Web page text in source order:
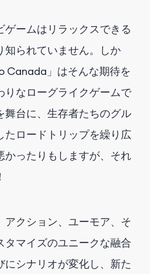
ゲームはリラックスできる
知られていません。しか
Canada」はそんな期待を
りなローグライクゲームで
舞台に、生存者たちのグル
たロードトリップを繰り広
かったりもしますが、それ
アクション、ユーモア、そ
タマイズのユニークな融合
にシナリオが変化し、新た